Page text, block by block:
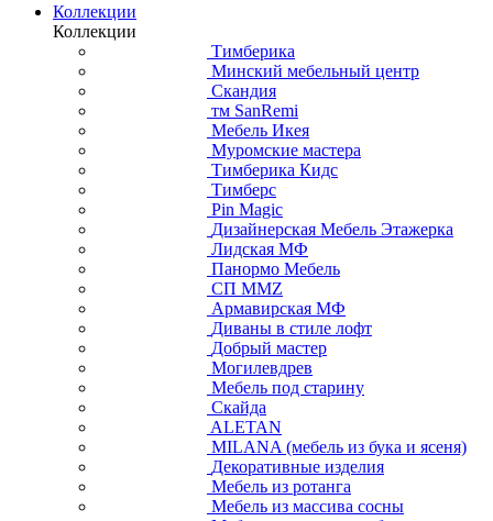
Коллекции
Коллекции
Тимберика
Минский мебельный центр
Скандия
тм SanRemi
Мебель Икея
Муромские мастера
Тимберика Кидс
Тимберс
Pin Magic
Дизайнерская Мебель Этажерка
Лидская МФ
Панормо Мебель
СП ММZ
Армавирская МФ
Диваны в стиле лофт
Добрый мастер
Могилевдрев
Мебель под старину
Скайда
ALETAN
MILANA (мебель из бука и ясеня)
Декоративные изделия
Мебель из ротанга
Мебель из массива сосны